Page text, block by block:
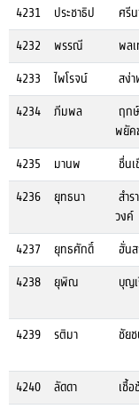
4231 ประชาธิป ศรี
4232
พรรณี พล
4233
ไพโรจน์ สง่
4234
ภีมพล
ฤกษ์
พยั
4235 มานพ ชื่น
4236
ยุทธนา
สำ
วงค์
4237 ยุทธศักดิ์ ฮั่น
4238
ยุพิณ บุญ
4239
รติมา ชัย
4240
ลัดดา เชื้อ